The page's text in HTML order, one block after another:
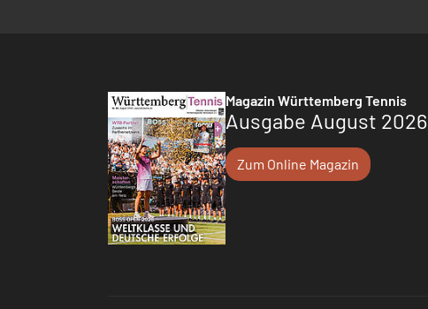
Magazin Württemberg Tennis
Ausgabe August 2026
Zum Online Magazin